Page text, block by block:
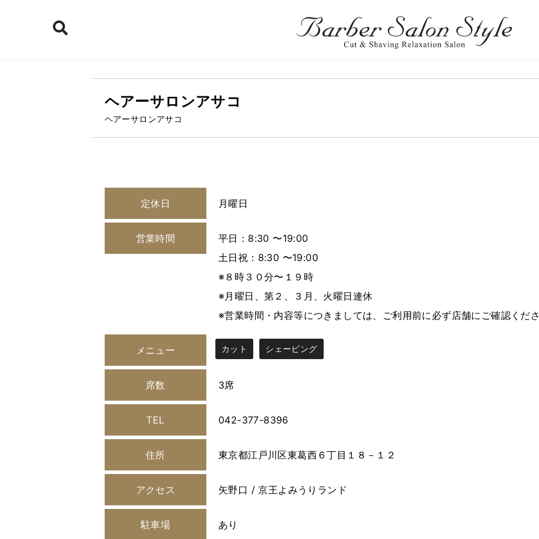
ヘアーサロンアサコ
ヘアーサロンアサコ
定休日 月曜日
営業時間
平日：8:30 〜19:00
土日祝：8:30 〜19:00
※８時３０分〜１９時
※月曜日、第２、３月、火曜日連休
※営業時間・内容等につきましては、ご利用前に必ず店舗にご確認くだ
メニュー カット シェービング
席数 3席
TEL 042-377-8396
住所 東京都江戸川区東葛西６丁目１８－１２
アクセス 矢野口 / 京王よみうりランド
駐車場
あり